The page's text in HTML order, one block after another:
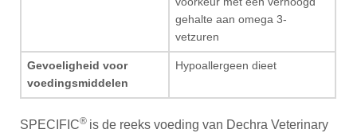
gehalte aan omega 3-
vetzuren
Gevoeligheid voor
voedingsmiddelen
Hypoallergeen dieet
SPECIFIC® is de reeks voeding van Dechra Veterinary